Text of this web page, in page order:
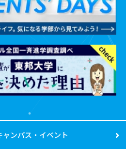
ャンパス・イベント